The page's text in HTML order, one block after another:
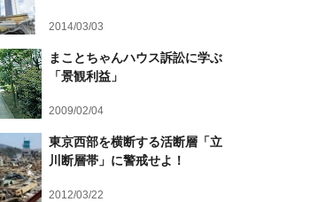
2014/03/03
まことちゃんハウス訴訟に学ぶ
「景観利益」
2009/02/04
東京西部を横断する活断層「立
川断層帯」に警戒せよ！
2012/03/22